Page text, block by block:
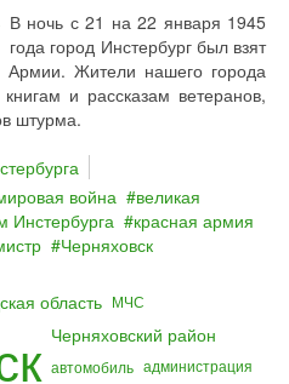
В ночь с 21 на 22 января 1945
года город Инстербург был взят
Армии. Жители нашего города
и рассказам ветеранов,
штурма.
война
великая
Инстербурга
красная армия
Черняховск
область МЧС
Черняховский район
автомобиль администрация